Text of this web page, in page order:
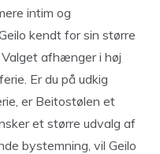
intim og
kendt for sin større
afhænger i høj
Er du på udkig
er Beitostølen et
et større udvalg af
bystemning, vil Geilo